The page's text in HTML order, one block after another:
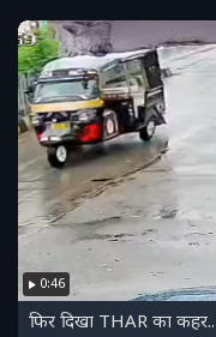
0:46
फिर दिखा THAR का